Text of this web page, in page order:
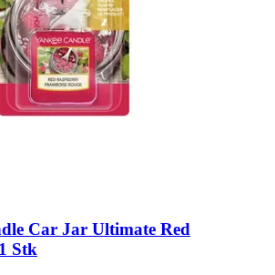
Car Jar Ultimate Red
Stk